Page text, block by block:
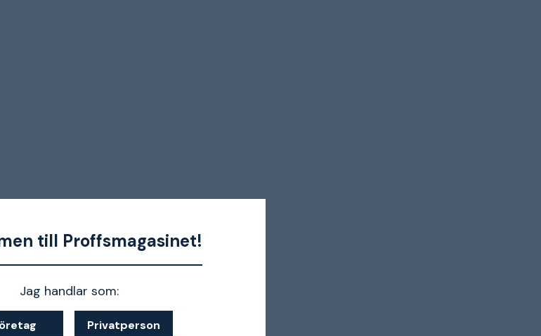
till Proffsmagasinet!
Jag handlar som:
Privatperson
170 l/min